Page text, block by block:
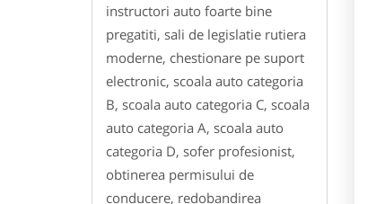
instructori auto foarte bine
pregatiti, sali de legislatie rutiera
moderne, chestionare pe suport
electronic, scoala auto categoria
B, scoala auto categoria C, scoala
auto categoria A, scoala auto
categoria D, sofer profesionist,
obtinerea permisului de
conducere, redobandirea